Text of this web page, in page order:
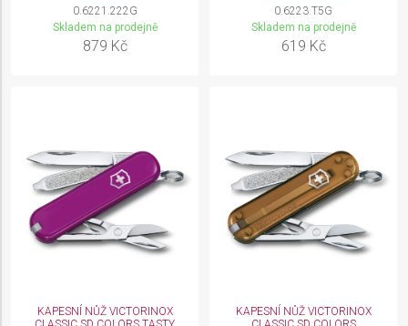
0.6221.222G
Skladem na prodejně
879 Kč
0.6223.T5G
Skladem na prodejně
619 Kč
KAPESNÍ NŮŽ VICTORINOX
KAPESNÍ NŮŽ VICTORINOX